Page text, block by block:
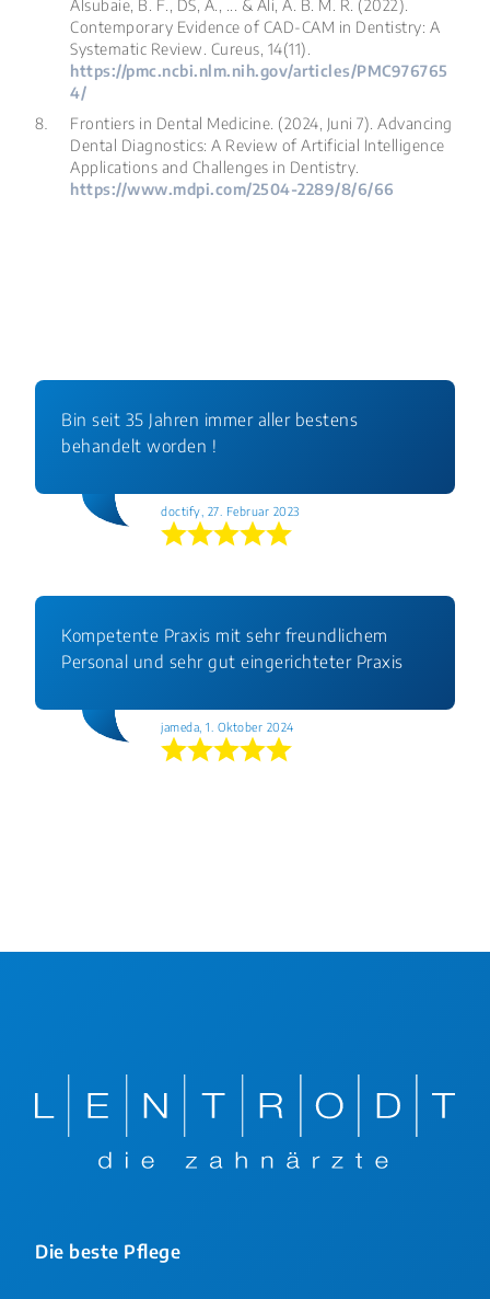
Alsubaie, B. F., DS, A., ... & Ali, A. B. M. R. (2022).
Contemporary Evidence of CAD-CAM in Dentistry: A
Systematic Review. Cureus, 14(11).
https://pmc.ncbi.nlm.nih.gov/articles/PMC976765
4/
Frontiers in Dental Medicine. (2024, Juni 7). Advancing
Dental Diagnostics: A Review of Artificial Intelligence
Applications and Challenges in Dentistry
https://www.mdpi.com/2504-2289/8/6/66
Bin seit 35 Jahren immer aller bestens
behandelt worden !
doctify, 27. Februar 2023
Kompetente Praxis mit sehr freundlichem
Personal und sehr gut eingerichteter Praxis
jameda, 1. Oktober 2024
Die beste Pflege